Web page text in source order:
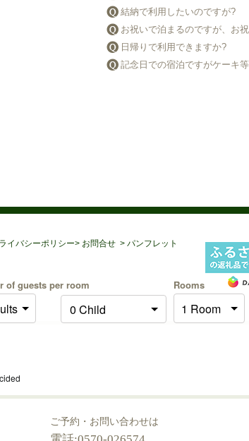
結納で利用したいのですが?
お祝いで泊まるのですが、お
日帰りで利用できますか?
記念日での宿泊ですがケーキ
イバシーポリシー> お問合せ > パンフレット
of guests per room Rooms
ご予約・お問い合わせは